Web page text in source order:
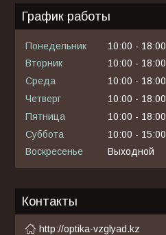
График работы
Понедельник 10:00
18:00
Вторник
10:00
18:00
Среда
10:00
18:00
Четверг
10:00
18:00
Пятница
10:00
18:00
Суббота
10:00
15:00
Воскресенье
Выходной
Контакты
http://optika-vzglyad.kz